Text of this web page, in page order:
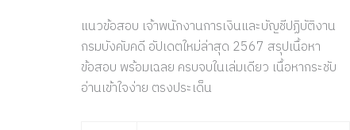
แนวข้อสอบ เจ้าพนักงานการเงินและบัญชีปฏิบัติงาน
กรมบังคับคดี อัปเดตใหม่ล่าสุด 2567 สรุปเนื้อหา
ข้อสอบ พร้อมเฉลย ครบจบในเล่มเดียว เนื้อหากระชับ
อ่านเข้าใจง่าย ตรงประเด็น